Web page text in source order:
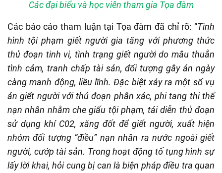
Các đại biểu và học viên tham gia Tọa đàm
Các báo cáo tham luận tại Tọa đàm đã chỉ rõ: “Tình
hình tội phạm giết người gia tăng với phương thức
thủ đoạn tinh vi, tình trạng giết người do mâu thuẫn
tình cảm, tranh chấp tài sản, đối tượng gây án ngày
càng manh động, liều lĩnh. Đặc biệt xảy ra một số vụ
án giết người với thủ đoạn phân xác, phi tang thi thể
nạn nhân nhằm che giấu tội phạm, tái diễn thủ đoạn
sử dụng khí C02, xăng đốt để giết người, xuất hiện
nhóm đối tượng “điều” nạn nhân ra nước ngoài giết
người, cướp tài sản. Trong hoạt động tố tụng hình sự
lấy lời khai, hỏi cung bị can là biện pháp điều tra quan